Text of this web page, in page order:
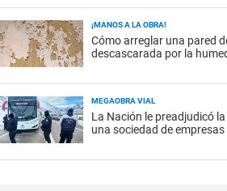
¡MANOS A LA OBRA!
Cómo arreglar una pared
descascarada por la
MEGAOBRA VIAL
La Nación le preadjudicó
una sociedad de